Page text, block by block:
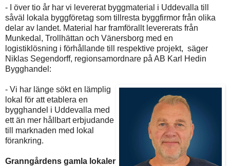
- I över tio år har vi levererat byggmaterial i Uddevalla till
såväl lokala byggföretag som tillresta byggfirmor från olika
delar av landet. Material har framförallt levererats från
Munkedal, Trollhättan och Vänersborg med en
logistiklösning i förhållande till respektive projekt, säger
Niklas Segendorff, regionsamordnare på AB Karl Hedin
Bygghandel:
- Vi har länge sökt en lämplig
lokal för att etablera en
bygghandel i Uddevalla med
ett än mer hållbart erbjudande
till marknaden med lokal
förankring.
Granngårdens gamla lokaler